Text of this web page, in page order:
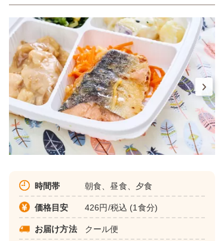
時間帯 朝食、昼食、夕食
価格目安 426円/税込 (1食分)
お届け方法 クール便